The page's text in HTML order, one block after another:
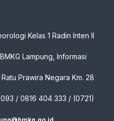
Kelas 1 Radin Inten II
Lampung, Informasi
Ratu Prawira Negara Km. 28
/ 0816 404 333 / (0721)